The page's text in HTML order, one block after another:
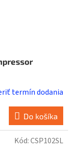
termín dodania
Do košíka
Kód:CSP102SL